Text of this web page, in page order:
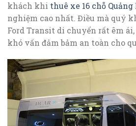
khách khi thuê xe 16 chỗ Quảng
nghiệm cao nhất. Điều mà quý
Ford Transit di chuyển rất êm
khó vấn đảm bảm an toàn cho